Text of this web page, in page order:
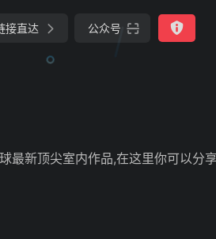
接直达 公众号
最新顶尖室内作品,在这里你可以